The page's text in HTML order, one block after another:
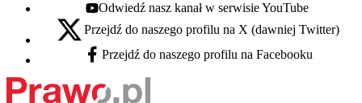
Youtube - otwiera się w nowej karcie
Odwiedź nasz kanał w serwisie YouTube
X - otwiera się w nowej karcie
Przejdź do naszego profilu na X (dawniej Twitter)
Facebook - otwiera się w nowej karcie
Przejdź do naszego profilu na Facebooku